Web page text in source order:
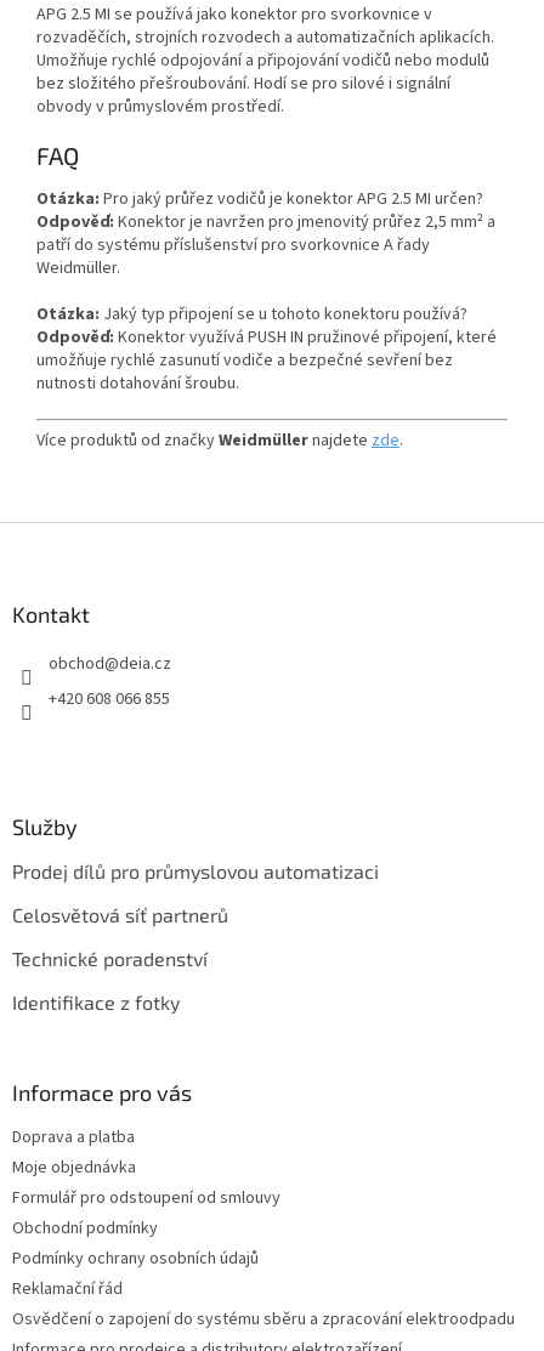
APG 2.5 MI se používá jako konektor pro svorkovnice v
rozvaděčích, strojních rozvodech a automatizačních aplikacích.
Umožňuje rychlé odpojování a připojování vodičů nebo modulů
bez složitého přešroubování. Hodí se pro silové i signální
obvody v průmyslovém prostředí.
FAQ
Otázka: Pro jaký průřez vodičů je konektor APG 2.5 MI určen?
Odpověď: Konektor je navržen pro jmenovitý průřez 2,5 mm² a
patří do systému příslušenství pro svorkovnice A řady
Weidmüller.
Otázka: Jaký typ připojení se u tohoto konektoru používá?
Odpověď: Konektor využívá PUSH IN pružinové připojení, které
umožňuje rychlé zasunutí vodiče a bezpečné sevření bez
nutnosti dotahování šroubu.
Více produktů od značkyWeidmüllernajdete zde.
Kontakt
obchod@deia.cz
+420 608 066 855
Služby
Prodej dílů pro průmyslovou automatizaci
Celosvětová síť partnerů
Technické poradenství
Identifikace z fotky
Informace pro vás
Doprava a platba
Moje objednávka
Formulář pro odstoupení od smlouvy
Obchodní podmínky
Podmínky ochrany osobních údajů
Reklamační řád
Osvědčení o zapojení do systému sběru a zpracování elektroodpadu